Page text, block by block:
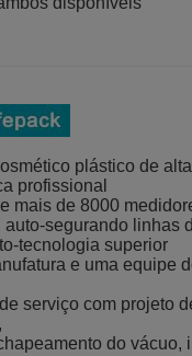
plástico de
profissional
mais de 8000
auto-segurando linhas
tecnologia superior
e uma equipe
serviço com projeto
do vácuo,